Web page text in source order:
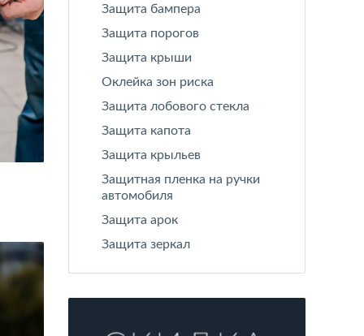
Защита бампера
Защита порогов
Защита крыши
Оклейка зон риска
Защита лобового стекла
Защита капота
Защита крыльев
Защитная пленка на ручки
автомобиля
Защита арок
Защита зеркал